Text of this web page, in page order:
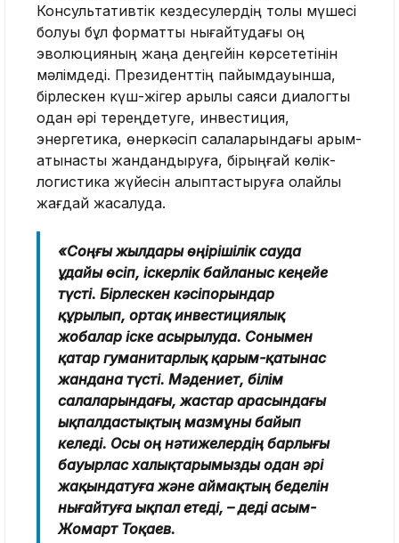
Консультативтік кездесулердің толық мүшесі
болуы бұл форматты нығайтудағы оң
эволюцияның жаңа деңгейін көрсететінін
мәлімдеді. Президенттің пайымдауынша,
бірлескен күш-жігер арқылы саяси диалогты
одан әрі тереңдетуге, инвестиция,
энергетика, өнеркәсіп салаларындағы қарым-
қатынасты жандандыруға, бірыңғай көлік-
логистика жүйесін қалыптастыруға қолайлы
жағдай жасалуда.
«Соңғы жылдары өңірішілік сауда
ұдайы өсіп, іскерлік байланыс кеңейе
түсті. Бірлескен кәсіпорындар
құрылып, ортақ инвестициялық
жобалар іске асырылуда. Сонымен
қатар гуманитарлық қарым-қатынас
жандана түсті. Мәдениет, білім
салаларындағы, жастар арасындағы
ықпалдастықтың мазмұны байып
келеді. Осы оң нәтижелердің барлығы
бауырлас халықтарымызды одан әрі
жақындатуға және аймақтың беделін
нығайтуға ықпал етеді, – деді Қасым-
Жомарт Тоқаев.